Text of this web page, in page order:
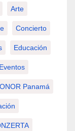
Arte
Concierto
Educación
Eventos
Panamá